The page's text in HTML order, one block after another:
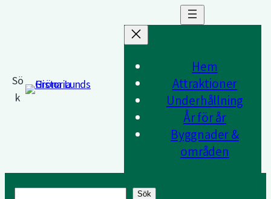
Sö
k
Hem
Attraktioner
Underhållning
År för år
Byggnader &
områden
Sök